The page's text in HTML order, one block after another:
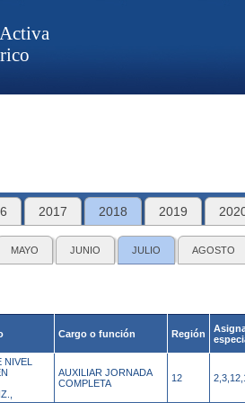
2017 2018 2019
MAYO JUNIO JULIO AGOSTO
Cargo o función Región
AUXILIAR JORNADA
COMPLETA
12